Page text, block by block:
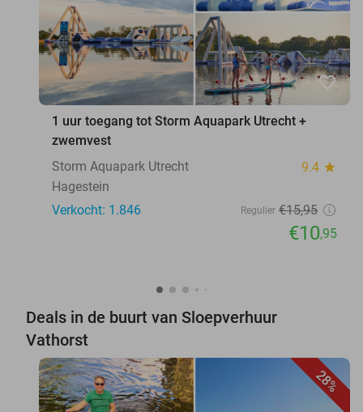
favorite_border
1 uur toegang tot Storm Aquapark Utrecht +
zwemvest
Storm Aquapark Utrecht
9.4 star
Hagestein
Verkocht: 1.846
Regulier €15,95
€10,95
Deals in de buurt van Sloepverhuur
Vathorst
28%